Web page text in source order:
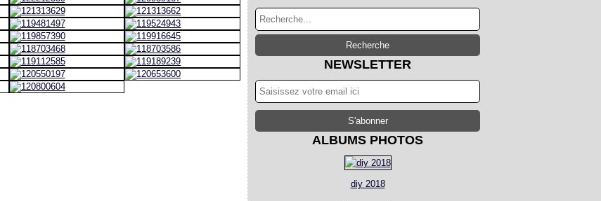
NEWSLETTER
ALBUMS PHOTOS
diy 2018